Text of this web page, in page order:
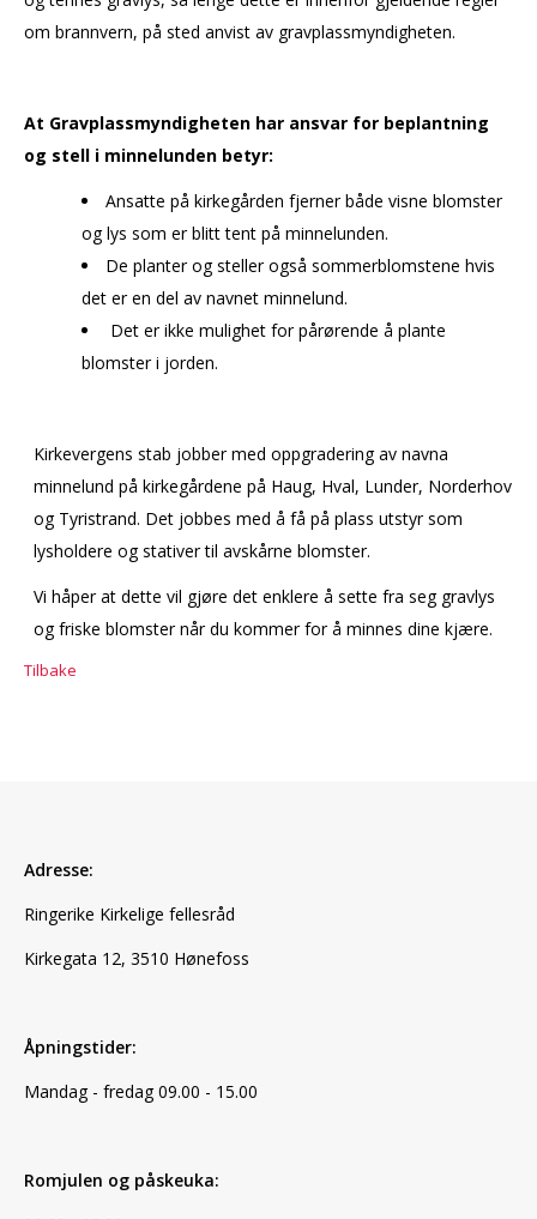
om brannvern, på sted anvist av gravplassmyndigheten.
At Gravplassmyndigheten har ansvar for beplantning
og stell i minnelunden betyr:
Ansatte på kirkegården fjerner både visne blomster
og lys som er blitt tent på minnelunden.
De planter og steller også sommerblomstene hvis
det er en del av navnet minnelund.
Det er ikke mulighet for pårørende å plante
blomster i jorden.
Kirkevergens stab jobber med oppgradering av navna
minnelund på kirkegårdene på Haug, Hval, Lunder, Norderhov
og Tyristrand. Det jobbes med å få på plass utstyr som
lysholdere og stativer til avskårne blomster.
Vi håper at dette vil gjøre det enklere å sette fra seg gravlys
og friske blomster når du kommer for å minnes dine kjære.
Tilbake
Adresse:
Ringerike Kirkelige fellesråd
Kirkegata 12, 3510 Hønefoss
Åpningstider:
Mandag - fredag 09.00 - 15.00
Romjulen og påskeuka: